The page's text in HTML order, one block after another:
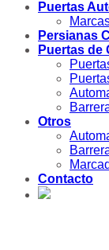
Puertas
Persianas
Puertas de
Otros
Contacto